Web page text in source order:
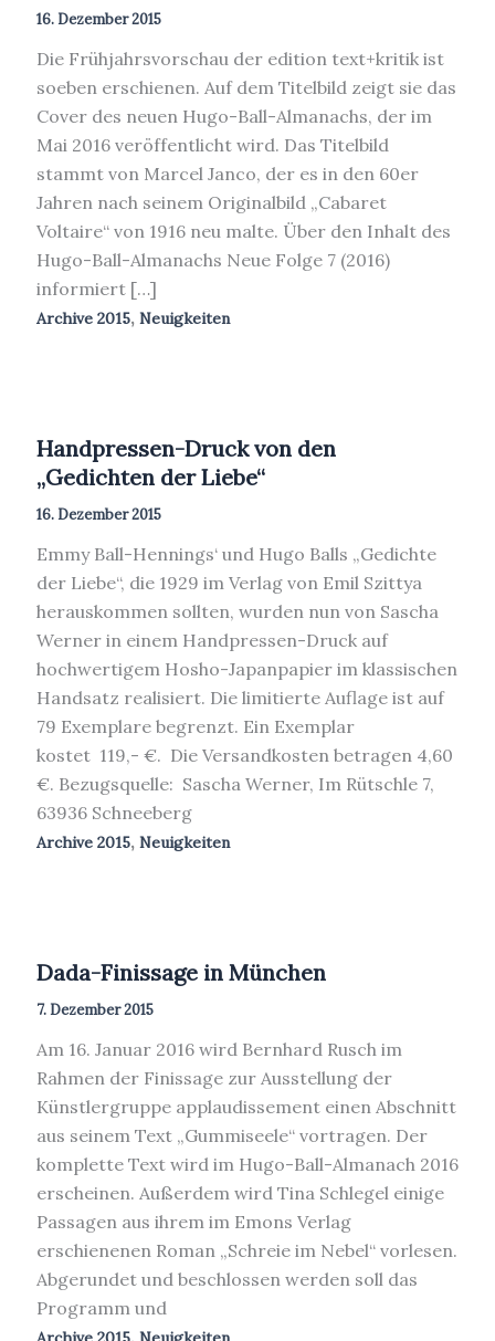
16. Dezember 2015
Die Frühjahrsvorschau der edition text+kritik ist
soeben erschienen. Auf dem Titelbild zeigt sie das
Cover des neuen Hugo-Ball-Almanachs, der im
Mai 2016 veröffentlicht wird. Das Titelbild
stammt von Marcel Janco, der es in den 60er
Jahren nach seinem Originalbild „Cabaret
Voltaire“ von 1916 neu malte. Über den Inhalt des
Hugo-Ball-Almanachs Neue Folge 7 (2016)
informiert […]
Archive 2015, Neuigkeiten
Handpressen-Druck von den
„Gedichten der Liebe“
16. Dezember 2015
Emmy Ball-Hennings‘ und Hugo Balls „Gedichte
der Liebe“, die 1929 im Verlag von Emil Szittya
herauskommen sollten, wurden nun von Sascha
Werner in einem Handpressen-Druck auf
hochwertigem Hosho-Japanpapier im klassischen
Handsatz realisiert. Die limitierte Auflage ist auf
79 Exemplare begrenzt. Ein Exemplar
kostet 119,- €. Die Versandkosten betragen 4,60
€. Bezugsquelle: Sascha Werner, Im Rütschle 7,
63936 Schneeberg
Archive 2015, Neuigkeiten
Dada-Finissage in München
7. Dezember 2015
Am 16. Januar 2016 wird Bernhard Rusch im
Rahmen der Finissage zur Ausstellung der
Künstlergruppe applaudissement einen Abschnitt
aus seinem Text „Gummiseele“ vortragen. Der
komplette Text wird im Hugo-Ball-Almanach 2016
erscheinen. Außerdem wird Tina Schlegel einige
Passagen aus ihrem im Emons Verlag
erschienenen Roman „Schreie im Nebel“ vorlesen.
Abgerundet und beschlossen werden soll das
Programm und
,